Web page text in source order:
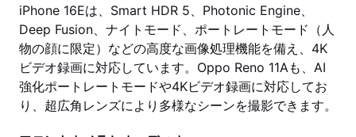
iPhone 16Eは、Smart HDR 5、Photonic Engine、
Deep Fusion、ナイトモード、ポートレートモード（人
物の顔に限定）などの高度な画像処理機能を備え、4K
ビデオ録画に対応しています。Oppo Reno 11Aも、AI
強化ポートレートモードや4Kビデオ録画に対応してお
り、超広角レンズにより多様なシーンを撮影できます。